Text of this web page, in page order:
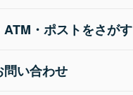
ATM・ポストをさがす
問い合わせ